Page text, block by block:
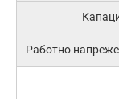
Работно